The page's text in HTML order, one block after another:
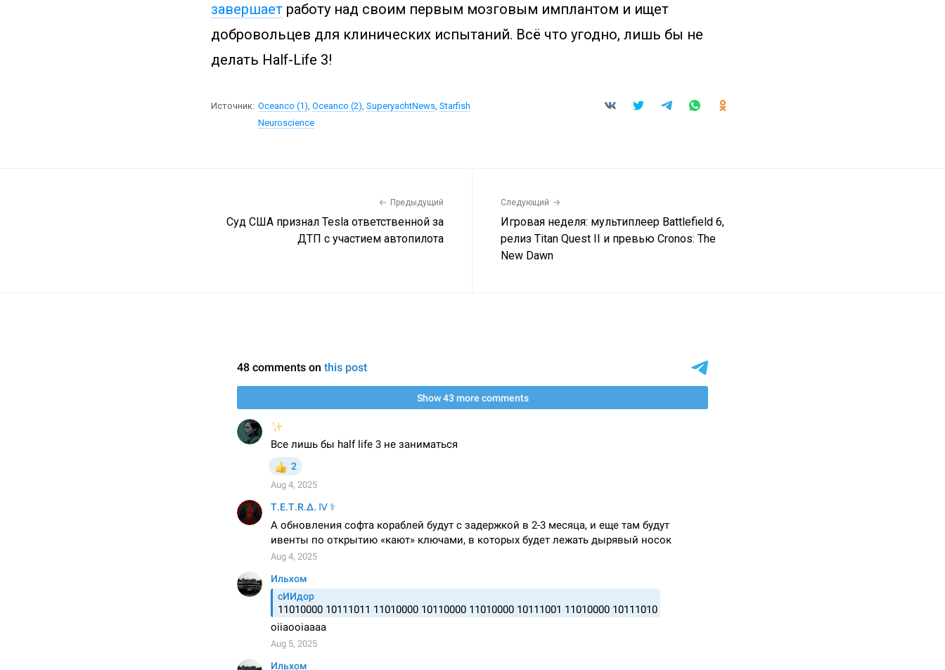
завершает работу над своим первым мозговым имплантом и ищет
добровольцев для клинических испытаний. Всё что угодно, лишь бы не
делать Half-Life 3!
Источник: Oceanco (1), Oceanco (2), SuperyachtNews, Starfish
Neuroscience
Предыдущий
Суд США признал Tesla ответственной за
ДТП с участием автопилота
Следующий
Игровая неделя: мультиплеер Battlefield 6,
релиз Titan Quest II и превью Cronos: The
New Dawn